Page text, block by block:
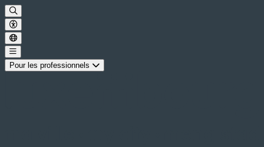
Pour les professionnels